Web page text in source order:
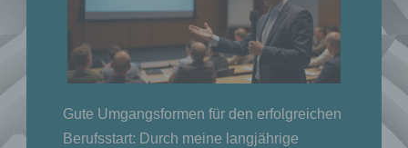
Gute Umgangsformen für den erfolgreichen
Berufsstart: Durch meine langjährige